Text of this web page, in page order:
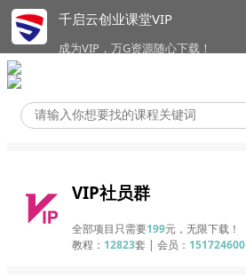
千启云创业课堂VIP
成为VIP，万G资源随心下载！
VIP社员群
全部项目只需要199元，无限下载！
教程： 12823套 | 会员： 151724600